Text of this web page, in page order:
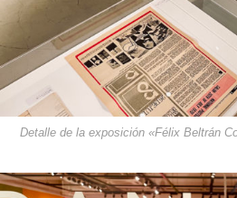
Detalle de la exposición «Félix Beltrán